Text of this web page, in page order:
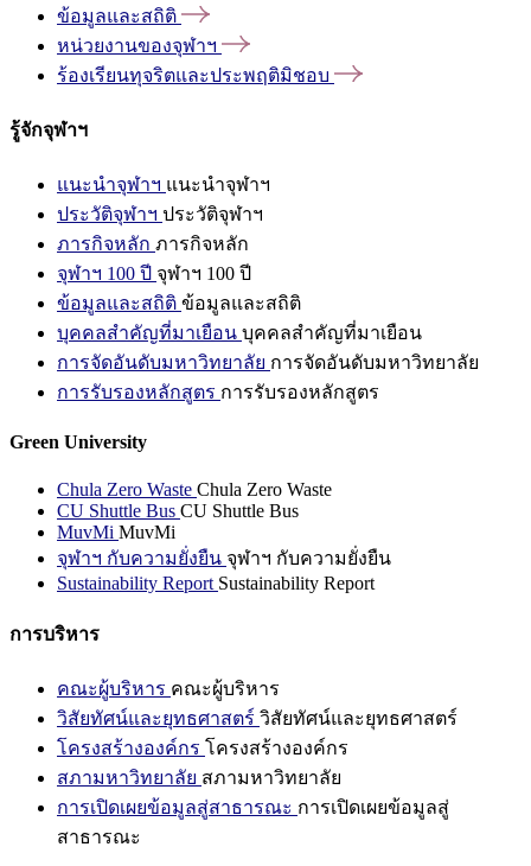
ข้อมูลและสถิติ
หน่วยงานของจุฬาฯ
ร้องเรียนทุจริตและประพฤติมิชอบ
รู้จักจุฬาฯ
แนะนำจุฬาฯ แนะนำจุฬาฯ
ประวัติจุฬาฯ ประวัติจุฬาฯ
ภารกิจหลัก ภารกิจหลัก
จุฬาฯ 100 ปี จุฬาฯ 100 ปี
ข้อมูลและสถิติ ข้อมูลและสถิติ
บุคคลสำคัญที่มาเยือน บุคคลสำคัญที่มาเยือน
การจัดอันดับมหาวิทยาลัย การจัดอันดับมหาวิทยาลัย
การรับรองหลักสูตร การรับรองหลักสูตร
Green University
Chula Zero Waste Chula Zero Waste
CU Shuttle Bus CU Shuttle Bus
MuvMi MuvMi
จุฬาฯ กับความยั่งยืน จุฬาฯ กับความยั่งยืน
Sustainability Report Sustainability Report
การบริหาร
คณะผู้บริหาร คณะผู้บริหาร
วิสัยทัศน์และยุทธศาสตร์ วิสัยทัศน์และยุทธศาสตร์
โครงสร้างองค์กร โครงสร้างองค์กร
สภามหาวิทยาลัย สภามหาวิทยาลัย
การเปิดเผยข้อมูลสู่สาธารณะ การเปิดเผยข้อมูลสู่
สาธารณะ